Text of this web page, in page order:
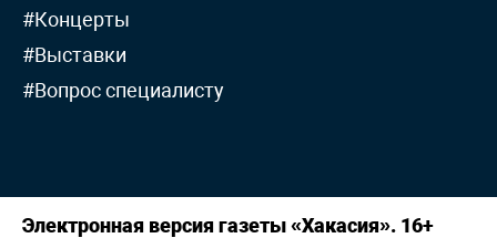
#Концерты
#Выставки
#Вопрос специалисту
Электронная версия газеты «Хакасия». 16+